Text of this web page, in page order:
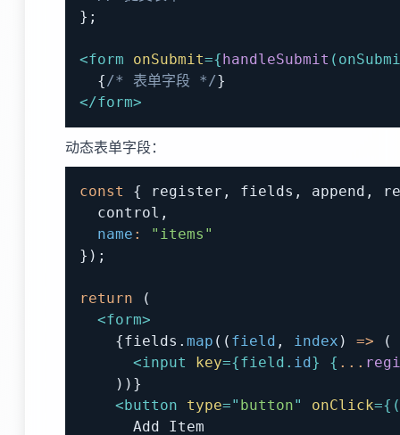
} ;
<form onSubmit={handleSubmit (
{/* 表单字段 */}
</form>
动态表单字段：
const { register , fields , append ,
  control
,
name :
"items"
} ) ;
return
(
<form>
{fields . map ( ( field , index ) =>
(
<input key={field . id} { ...
) ) }
<button type=" button" onClick={ (